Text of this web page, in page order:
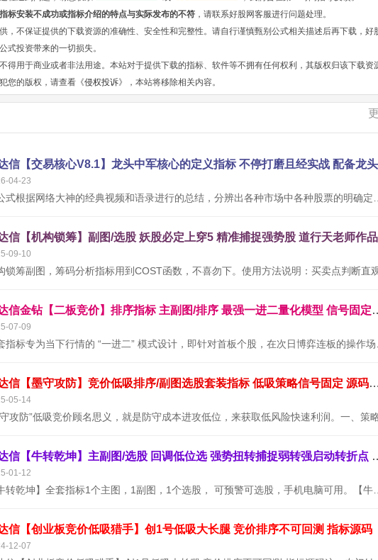
指标安装不成功或指标介绍的特点与实际发布的不符 ，请联系好股网客服进行问题处理。
，不保证提供的下载资源的准确性、安全性和完整性。请自行谨慎甄别公式相关描述后再下载，好
式投资带来的一切损失。
得用于商业或者非法用途。本站对于提供下载的指标、软件等不拥有任何权利，其版权归该下载资
您的版权，请查看《侵权投诉》，本站将移除相关内容。
04-23
09-10
通达信金钻【二板竞价】排
07-09
通达信【墨守攻防】竞价低吸排序/副图选股套装
05-14
通达信【牛转乾坤】主副
01-12
信【创业板竞价低吸猎手】创1号低吸大长腿 竞价排序不可回测 指标源码
12-07